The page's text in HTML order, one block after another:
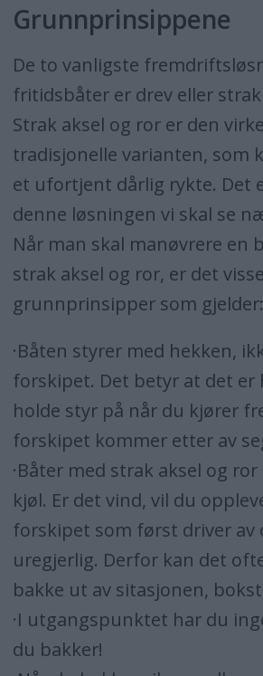
Grunnprinsippene
De to vanligste
fritidsbåter er drev eller
Strak aksel og ror er den
tradisjonelle varianten, som
et ufortjent dårlig rykte. Det
denne løsningen vi skal se
Når man skal manøvrere en
strak aksel og ror, er det visse
grunnprinsipper som gjelder:
·Båten styrer med hekken,
forskipet. Det betyr at det er
holde styr på når du kjører
forskipet kommer etter av
·Båter med strak aksel og
kjøl. Er det vind, vil du
forskipet som først driver av
uregjerlig. Derfor kan det
bakke ut av sitasjonen,
·I utgangspunktet har du
du bakker!